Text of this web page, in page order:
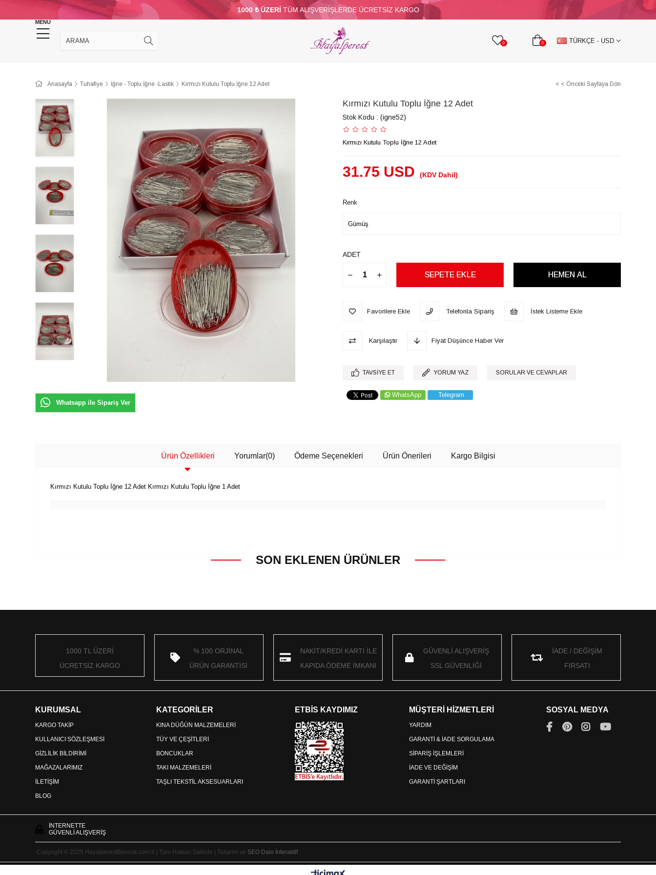
1000 ₺ ÜZERİ TÜM ALIŞVERİŞLERDE ÜCRETSİZ KARGO
MENU
0 0 TÜRKÇE - USD
KINA DÜĞÜN MALZEMELERİ TAKI MALZEMELERİ PARTİ VE SÜS MALZEMELERİ TÜY BONCUKLAR TAŞLI TEKSTİL AKSESUARLARI
TOPTAN DİĞER
Anasayfa Tuhafiye İğne - Toplu İğne -Lastik Kırmızı Kutulu Toplu İğne 12 Adet < < Önceki Sayfaya Dön
Whatsapp ile Sipariş Ver
Kırmızı Kutulu Toplu İğne 12 Adet
Stok Kodu (igne52)
Kırmızı Kutulu Toplu İğne 12 Adet
31.75 USD (KDV Dahil)
Renk
ADET
Favorilere Ekle Telefonla Sipariş İstek Listeme Ekle
Karşılaştır Fiyat Düşünce Haber Ver
TAVSIYE ET YORUM YAZ SORULAR VE CEVAPLAR
WhatsApp Telegram
Ürün Özellikleri Yorumlar(0) Ödeme Seçenekleri Ürün Önerileri Kargo Bilgisi
Kırmızı Kutulu Toplu İğne 12 Adet Kırmızı Kutulu Toplu İğne 1 Adet
SON EKLENEN ÜRÜNLER
1000 TL ÜZERİ
ÜCRETSİZ KARGO
% 100 ORJİNAL
ÜRÜN GARANTİSİ
NAKİT/KREDİ KARTI İLE
KAPIDA ÖDEME İMKANI
GÜVENLİ ALIŞVERİŞ
SSL GÜVENLİĞİ
İADE / DEĞİŞİM
FIRSATI
KURUMSAL
KARGO TAKİP
KULLANICI SÖZLEŞMESİ
GİZLİLİK BİLDİRİMİ
MAĞAZALARIMIZ
İLETİŞİM
BLOG
KATEGORİLER
KINA DÜĞÜN MALZEMELERİ
TÜY VE ÇEŞİTLERİ
BONCUKLAR
TAKI MALZEMELERİ
TAŞLI TEKSTİL AKSESUARLARI
ETBİS KAYDIMIZ MÜŞTERİ HİZMETLERİ
YARDIM
GARANTİ & İADE SORGULAMA
SİPARİŞ İŞLEMLERİ
İADE VE DEĞİŞİM
GARANTİ ŞARTLARI
SOSYAL MEDYA
İNTERNETTE
GÜVENLİ ALIŞVERİŞ
Copyright © 2025 HayalperestBoncuk.com.tr | Tüm Hakları Saklıdır | Tasarım ve SEO Daio İnteraktif